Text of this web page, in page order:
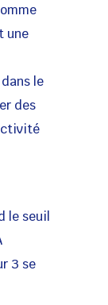
une
le
des
le seuil
3 se